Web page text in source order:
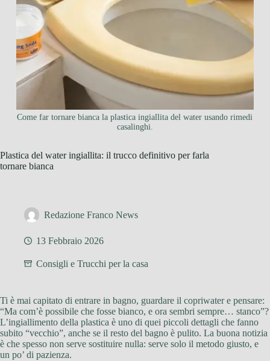
Come far tornare bianca la plastica ingiallita del water usando rimedi
casalinghi.
Plastica del water ingiallita: il trucco definitivo per farla
tornare bianca
Redazione Franco News
13 Febbraio 2026
Consigli e Trucchi per la casa
Ti è mai capitato di entrare in bagno, guardare il copriwater e pensare:
“Ma com’è possibile che fosse bianco, e ora sembri sempre… stanco”?
L’ingiallimento della plastica è uno di quei piccoli dettagli che fanno
subito “vecchio”, anche se il resto del bagno è pulito. La buona notizia
è che spesso non serve sostituire nulla: serve solo il metodo giusto, e
un po’ di pazienza.